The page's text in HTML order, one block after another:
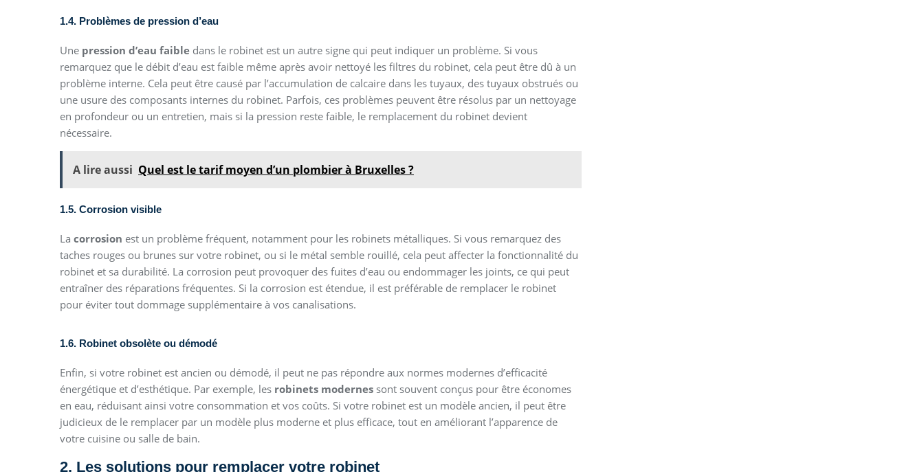
1.4. Problèmes de pression d’eau
Une pression d’eau faible dans le robinet est un autre signe qui peut indiquer un problème. Si vous
remarquez que le débit d’eau est faible même après avoir nettoyé les filtres du robinet, cela peut être dû à un
problème interne. Cela peut être causé par l’accumulation de calcaire dans les tuyaux, des tuyaux obstrués ou
une usure des composants internes du robinet. Parfois, ces problèmes peuvent être résolus par un nettoyage
en profondeur ou un entretien, mais si la pression reste faible, le remplacement du robinet devient
nécessaire.
A lire aussi Quel est le tarif moyen d’un plombier à Bruxelles ?
1.5. Corrosion visible
La corrosion est un problème fréquent, notamment pour les robinets métalliques. Si vous remarquez des
taches rouges ou brunes sur votre robinet, ou si le métal semble rouillé, cela peut affecter la fonctionnalité du
robinet et sa durabilité. La corrosion peut provoquer des fuites d’eau ou endommager les joints, ce qui peut
entraîner des réparations fréquentes. Si la corrosion est étendue, il est préférable de remplacer le robinet
pour éviter tout dommage supplémentaire à vos canalisations.
1.6. Robinet obsolète ou démodé
Enfin, si votre robinet est ancien ou démodé, il peut ne pas répondre aux normes modernes d’efficacité
énergétique et d’esthétique. Par exemple, les robinets modernes sont souvent conçus pour être économes
en eau, réduisant ainsi votre consommation et vos coûts. Si votre robinet est un modèle ancien, il peut être
judicieux de le remplacer par un modèle plus moderne et plus efficace, tout en améliorant l’apparence de
votre cuisine ou salle de bain.
2. Les solutions pour remplacer votre robinet